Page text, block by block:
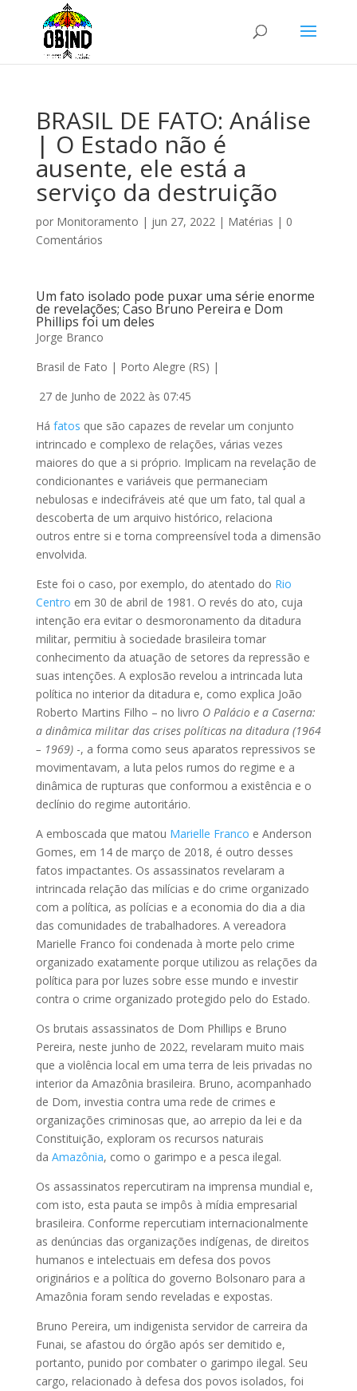
BRASIL DE FATO: Análise
| O Estado não é
ausente, ele está a
serviço da destruição
por Monitoramento | jun 27, 2022| Matérias | 0
Comentários
Um fato isolado pode puxar uma série enorme
de revelações; Caso Bruno Pereira e Dom
Phillips foi um deles
Jorge Branco
Brasil de Fato | Porto Alegre (RS) |
27 de Junho de 2022 às 07:45
Há fatos que são capazes de revelar um conjunto
intrincado e complexo de relações, várias vezes
maiores do que a si próprio. Implicam na revelação de
condicionantes e variáveis que permaneciam
nebulosas e indecifráveis até que um fato, tal qual a
descoberta de um arquivo histórico, relaciona
outros entre si e torna compreensível toda a dimensão
envolvida.
Este foi o caso, por exemplo, do atentado do Rio
Centro em 30 de abril de 1981. O revés do ato, cuja
intenção era evitar o desmoronamento da ditadura
militar, permitiu à sociedade brasileira tomar
conhecimento da atuação de setores da repressão e
suas intenções. A explosão revelou a intrincada luta
política no interior da ditadura e, como explica João
Roberto Martins Filho – no livro O Palácio e a Caserna:
a dinâmica militar das crises políticas na ditadura (1964
– 1969)-, a forma como seus aparatos repressivos se
movimentavam, a luta pelos rumos do regime e a
dinâmica de rupturas que conformou a existência e o
declínio do regime autoritário.
A emboscada que matou Marielle Franco e Anderson
Gomes, em 14 de março de 2018, é outro desses
fatos impactantes. Os assassinatos revelaram a
intrincada relação das milícias e do crime organizado
com a política, as polícias e a economia do dia a dia
das comunidades de trabalhadores. A vereadora
Marielle Franco foi condenada à morte pelo crime
organizado exatamente porque utilizou as relações da
política para por luzes sobre esse mundo e investir
contra o crime organizado protegido pelo do Estado.
Os brutais assassinatos de Dom Phillips e Bruno
Pereira, neste junho de 2022, revelaram muito mais
que a violência local em uma terra de leis privadas no
interior da Amazônia brasileira. Bruno, acompanhado
de Dom, investia contra uma rede de crimes e
organizações criminosas que, ao arrepio da lei e da
Constituição, exploram os recursos naturais
da Amazônia, como o garimpo e a pesca ilegal.
Os assassinatos repercutiram na imprensa mundial e,
com isto, esta pauta se impôs à mídia empresarial
brasileira. Conforme repercutiam internacionalmente
as denúncias das organizações indígenas, de direitos
humanos e intelectuais em defesa dos povos
originários e a política do governo Bolsonaro para a
Amazônia foram sendo reveladas e expostas.
Bruno Pereira, um indigenista servidor de carreira da
Funai, se afastou do órgão após ser demitido e,
portanto, punido por combater o garimpo ilegal. Seu
cargo, relacionado à defesa dos povos isolados, foi